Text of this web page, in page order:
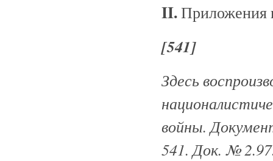
II.Приложения
[541]
Здесь
войны.
541. Док. №